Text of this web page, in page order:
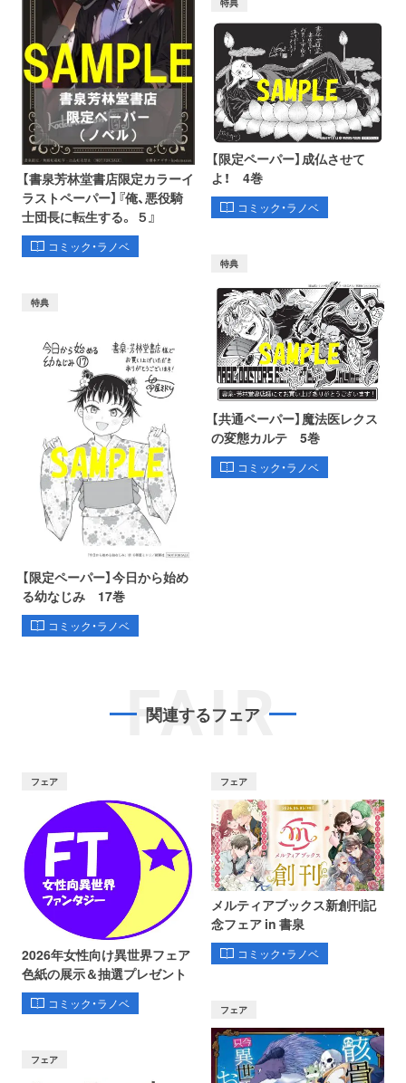
【書泉芳林堂書店限定カラーイ
ラストペーパー】『俺、悪役騎
士団長に転生する。 ５』
コミック・ラノベ
【限定ペーパー】成仏させて
よ！ 4巻
コミック・ラノベ
特典
【限定ペーパー】今日から始め
る幼なじみ 17巻
コミック・ラノベ
特典
【共通ペーパー】魔法医レクス
の変態カルテ 5巻
コミック・ラノベ
FAIR
関連するフェア
フェア
2026年女性向け異世界フェア
色紙の展示＆抽選プレゼント
コミック・ラノベ
フェア
メルティアブックス新創刊記
念フェア in 書泉
コミック・ラノベ
フェア
フェア